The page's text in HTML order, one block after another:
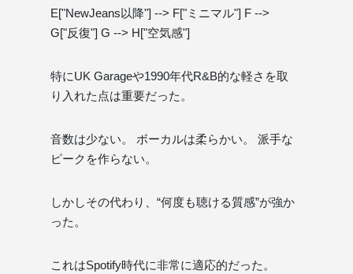
E["NewJeans以降"] --> F["ミニマル"] F -->
G["反復"] G --> H["空気感"]
特にUK Garageや1990年代R&B的な軽さを取
り入れた点は重要だった。
音数は少ない。 ボーカルは柔らかい。 派手な
ピークを作らない。
しかしその代わり、“何度も聴ける質感”が強か
った。
これはSpotify時代に非常に適応的だった。